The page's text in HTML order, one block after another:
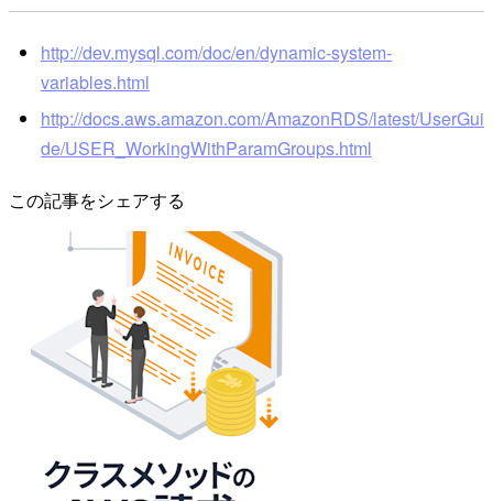
http://dev.mysql.com/doc/en/dynamic-system-
variables.html
http://docs.aws.amazon.com/AmazonRDS/latest/UserGui
de/USER_WorkingWithParamGroups.html
この記事をシェアする